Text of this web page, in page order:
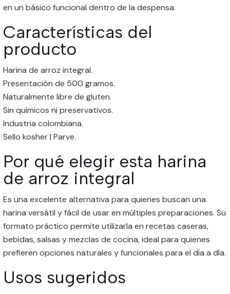
en un básico funcional dentro de la despensa.
Características del
producto
Harina de arroz integral.
Presentación de 500 gramos.
Naturalmente libre de gluten.
Sin químicos ni preservativos.
Industria colombiana.
Sello kosher | Parve.
Por qué elegir esta harina
de arroz integral
Es una excelente alternativa para quienes buscan una
harina versátil y fácil de usar en múltiples preparaciones. Su
formato práctico permite utilizarla en recetas caseras,
bebidas, salsas y mezclas de cocina, ideal para quienes
prefieren opciones naturales y funcionales para el día a día.
Usos sugeridos